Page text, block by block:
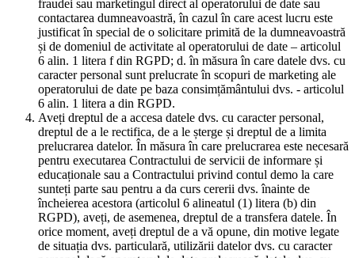
fraudei sau marketingul direct al operatorului de date sau
contactarea dumneavoastră, în cazul în care acest lucru este
justificat în special de o solicitare primită de la dumneavoastră
și de domeniul de activitate al operatorului de date – articolul
6 alin. 1 litera f din RGPD; d. în măsura în care datele dvs. cu
caracter personal sunt prelucrate în scopuri de marketing ale
operatorului de date pe baza consimțământului dvs. - articolul
6 alin. 1 litera a din RGPD.
Aveți dreptul de a accesa datele dvs. cu caracter personal,
dreptul de a le rectifica, de a le șterge și dreptul de a limita
prelucrarea datelor. În măsura în care prelucrarea este necesară
pentru executarea Contractului de servicii de informare și
educaționale sau a Contractului privind contul demo la care
sunteți parte sau pentru a da curs cererii dvs. înainte de
încheierea acestora (articolul 6 alineatul (1) litera (b) din
RGPD), aveți, de asemenea, dreptul de a transfera datele. În
orice moment, aveți dreptul de a vă opune, din motive legate
de situația dvs. particulară, utilizării datelor dvs. cu caracter